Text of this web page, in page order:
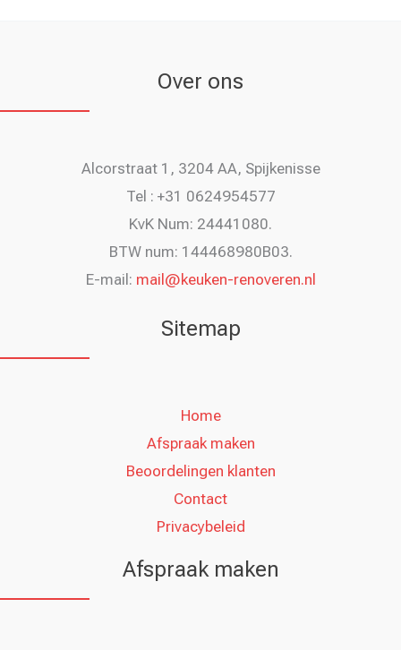
Over ons
Alcorstraat 1, 3204 AA, Spijkenisse
Tel : +31 0624954577
KvK Num: 24441080.
BTW num: 144468980B03.
E-mail: mail@keuken-renoveren.nl
Sitemap
Home
Afspraak maken
Beoordelingen klanten
Contact
Privacybeleid
Afspraak maken